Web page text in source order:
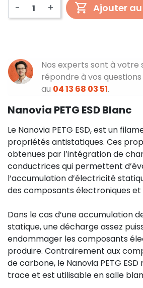
- + Ajouter
Nos experts sont à votre
répondre à vos
au 04 13 68 03 51.
Nanovia PETG ESD Blanc
Le Nanovia PETG ESD, est un
propriétés antistatiques. Ces
obtenues par l’intégration de
conductrices qui permettent
l’accumulation d’électricité
des composants électroniques et
Dans le cas d’une accumulation
statique, une décharge assez
endommager les composants
produire. Contrairement aux
de carbone, le Nanovia PETG ESD
trace et est utilisable en salle